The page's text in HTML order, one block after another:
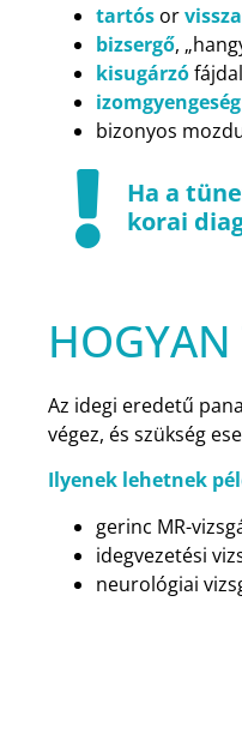
tartós or
bizsergő,
kisugárzó
izomgyengeség
bizonyos
Ha a
korai
Az idegi eredetű
végez, és szükség
Ilyenek lehetnek
gerinc MR-
idegvezetési
neurológiai